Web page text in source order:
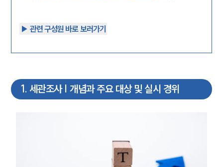
▶︎ 관련 구성원 바로 보러가기
1 . 세관조사 | 개념과 주요 대상 및 실시 경위